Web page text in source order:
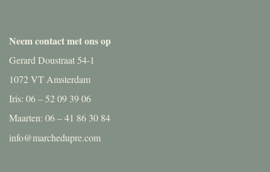
Neem contact met ons op
Gerard Doustraat 54-1
1072 VT Amsterdam
Iris: 06 – 52 09 39 06
Maarten: 06 – 41 86 30 84
info@marchedupre.com